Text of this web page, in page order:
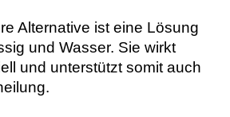
Alternative ist eine Lösung
und Wasser. Sie wirkt
und unterstützt somit auch